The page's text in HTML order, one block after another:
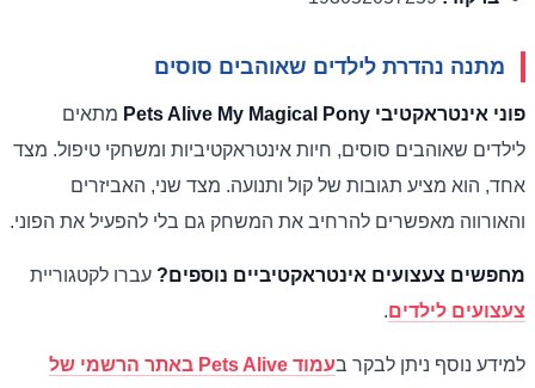
מתנה נהדרת לילדים שאוהבים סוסים
פוני אינטראקטיבי Pets Alive My Magical Pony
מתאים
לילדים שאוהבים סוסים, חיות אינטראקטיביות ומשחקי טיפול. מצד
אחד, הוא מציע תגובות של קול ותנועה. מצד שני, האביזרים
והאורווה מאפשרים להרחיב את המשחק גם בלי להפעיל את הפוני.
מחפשים צעצועים אינטראקטיביים נוספים?עברו לקטגוריית
צעצועים לילדים.
למידע נוסף ניתן לבקר ב
עמוד Pets Alive באתר הרשמי של